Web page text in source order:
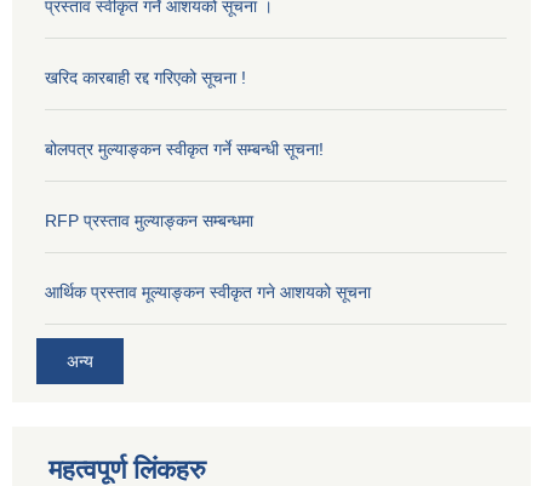
प्रस्ताव स्वीकृत गर्ने आशयको सूचना ।
खरिद कारबाही रद्द गरिएको सूचना !
बोलपत्र मुल्याङ्कन स्वीकृत गर्ने सम्बन्धी सूचना!
RFP प्रस्ताव मुल्याङ्कन सम्बन्धमा
आर्थिक प्रस्ताव मूल्याङ्कन स्वीकृत गने आशयको सूचना
अन्य
महत्वपूर्ण लिंकहरु